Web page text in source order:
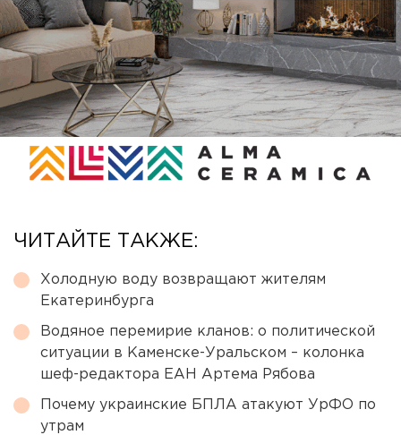
ЧИТАЙТЕ ТАКЖЕ:
Холодную воду возвращают жителям
Екатеринбурга
Водяное перемирие кланов: о политической
ситуации в Каменске-Уральском – колонка
шеф-редактора ЕАН Артема Рябова
Почему украинские БПЛА атакуют УрФО по
утрам